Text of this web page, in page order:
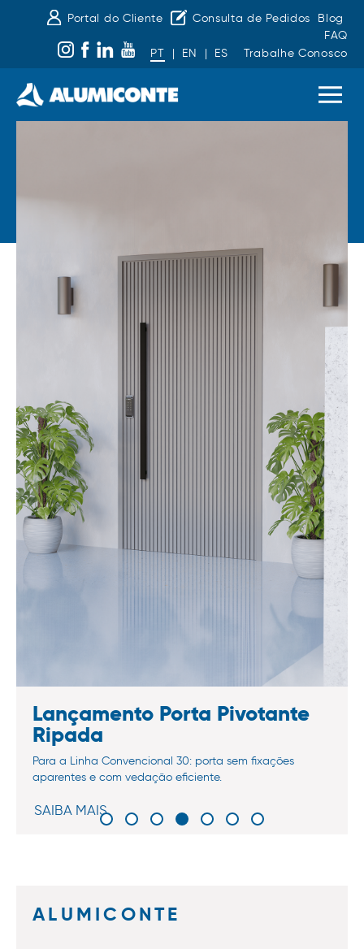
Portal do Cliente Consulta de Pedidos
Blog
FAQ
PT
| EN | ES Trabalhe Conosco
Lançamento Porta Pivotante
Ripada
Para a Linha Convencional 30: porta sem fixações
aparentes e com vedação eficiente.
SAIBA MAIS
ALUMICONTE